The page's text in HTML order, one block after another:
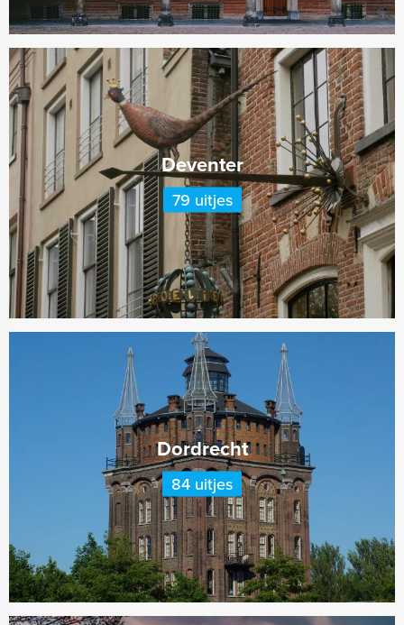
Deventer
79 uitjes
Dordrecht
84 uitjes